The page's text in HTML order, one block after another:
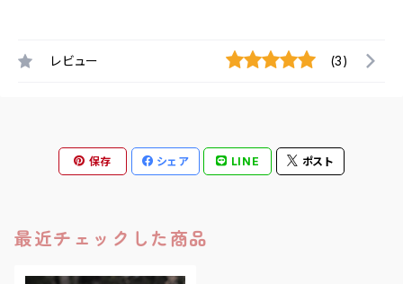
レビュー (3)
保存 シェア LINE ポスト
最近チェックした商品